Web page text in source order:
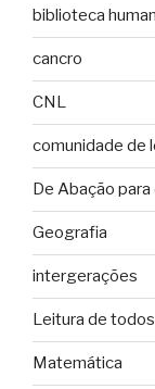
biblioteca
cancro
CNL
comunidade de
De Abação para
Geografia
intergerações
Leitura de
Matemática